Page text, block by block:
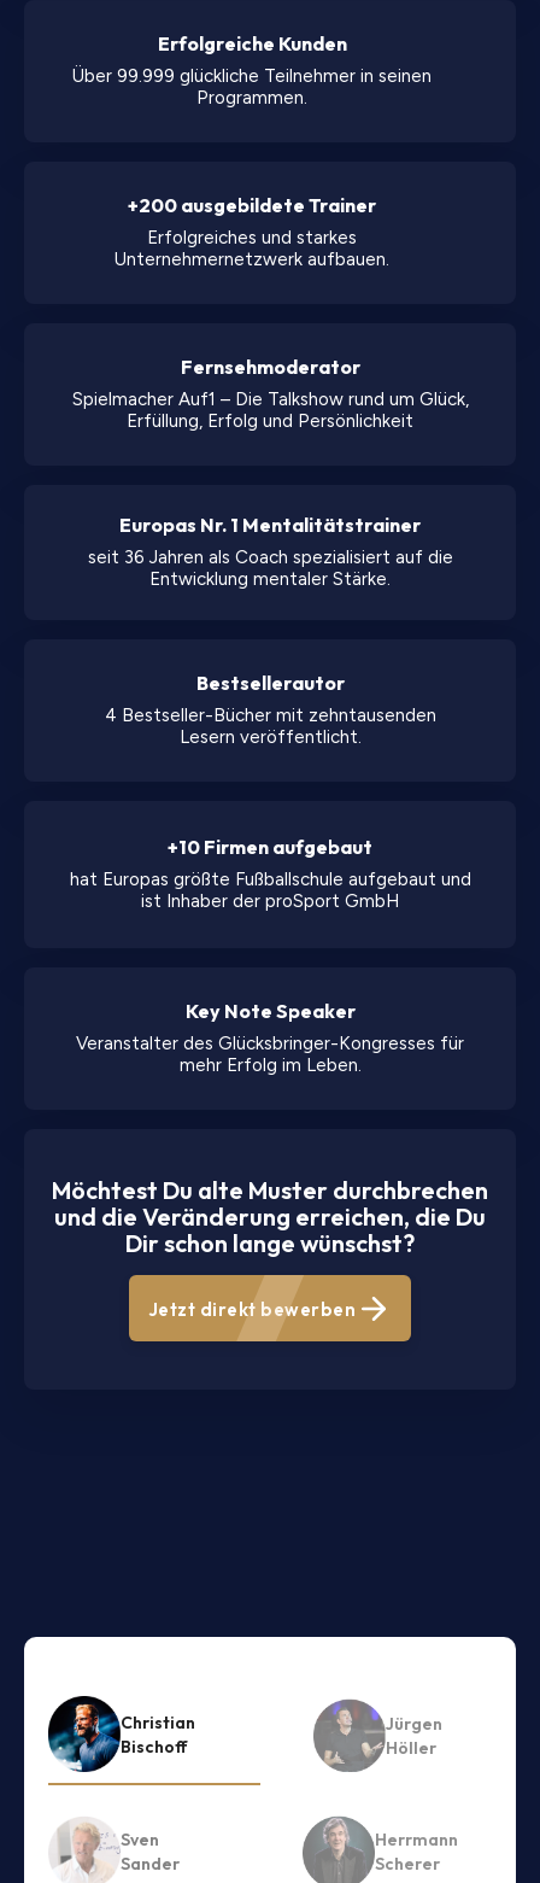
Erfolgreiche Kunden
Über 99.999 glückliche Teilnehmer in seinen
Programmen.
+200 ausgebildete Trainer
Erfolgreiches und starkes
Unternehmernetzwerk aufbauen.
Fernsehmoderator
Spielmacher Auf1 – Die Talkshow rund um Glück,
Erfüllung, Erfolg und Persönlichkeit
Europas Nr. 1 Mentalitätstrainer
seit 36 Jahren als Coach spezialisiert auf die
Entwicklung mentaler Stärke.
Bestsellerautor
4 Bestseller-Bücher mit zehntausenden
Lesern veröffentlicht.
+10 Firmen aufgebaut
hat Europas größte Fußballschule aufgebaut und
ist Inhaber der proSport GmbH
Key Note Speaker
Veranstalter des Glücksbringer-Kongresses für
mehr Erfolg im Leben.
Möchtest Du alte Muster durchbrechen
und die Veränderung erreichen, die Du
Dir schon lange wünschst?
Jetzt direkt bewerben
Christian
Bischoff
Jürgen
Höller
Sven
Sander
Herrmann
Scherer